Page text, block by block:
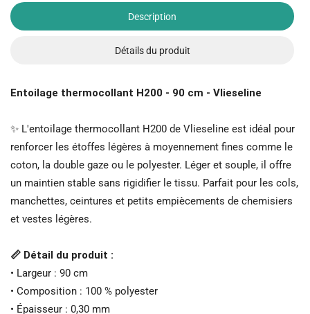
Description
Détails du produit
Entoilage thermocollant H200 - 90 cm - Vlieseline
✨ L'entoilage thermocollant H200 de Vlieseline est idéal pour
renforcer les étoffes légères à moyennement fines comme le
coton, la double gaze ou le polyester. Léger et souple, il offre
un maintien stable sans rigidifier le tissu. Parfait pour les cols,
manchettes, ceintures et petits empiècements de chemisiers
et vestes légères.
📏 Détail du produit :
• Largeur : 90 cm
• Composition : 100 % polyester
• Épaisseur : 0,30 mm